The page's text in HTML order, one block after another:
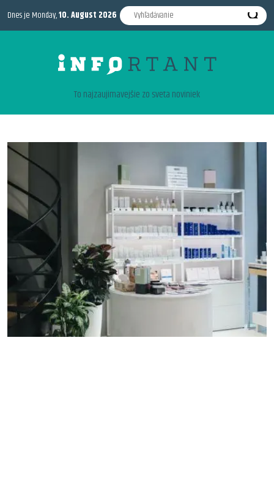
Dnes je Monday,10. August 2026
To najzaujimavejšie zo sveta noviniek